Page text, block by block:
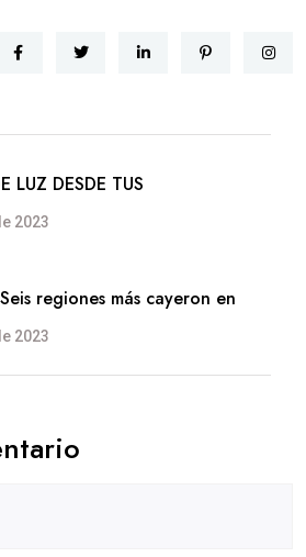
LUZ DESDE TUS
2023
regiones más cayeron en
2023